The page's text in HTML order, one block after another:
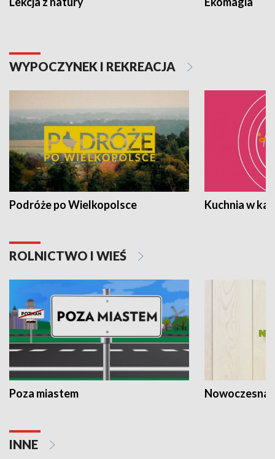
WYPOCZYNEK I REKREACJA
Podróże po Wielkopolsce Kuchnia w
ROLNICTWO I WIEŚ
Poza miastem Nowoczesna
INNE